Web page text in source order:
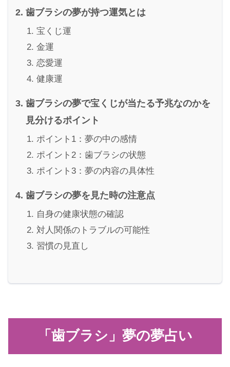
歯ブラシの夢が持つ運気とは
宝くじ運
金運
恋愛運
健康運
歯ブラシの夢で宝くじが当たる予兆なのかを
見分けるポイント
ポイント1：夢の中の感情
ポイント2：歯ブラシの状態
ポイント3：夢の内容の具体性
歯ブラシの夢を見た時の注意点
自身の健康状態の確認
対人関係のトラブルの可能性
習慣の見直し
「歯ブラシ」夢の夢占い